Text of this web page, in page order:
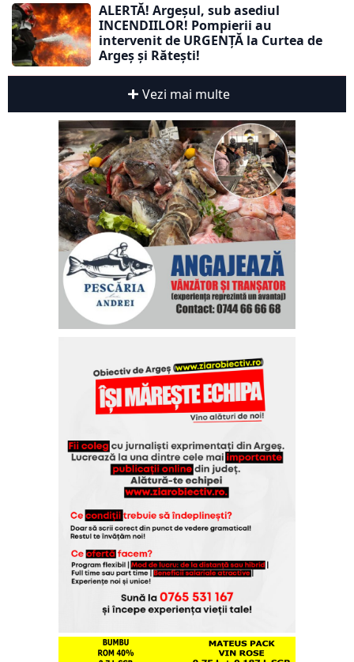
ALERTĂ! Argeșul, sub asediul
INCENDIILOR! Pompierii au
intervenit de URGENȚĂ la Curtea de
Argeș și Rătești!
Vezi mai multe